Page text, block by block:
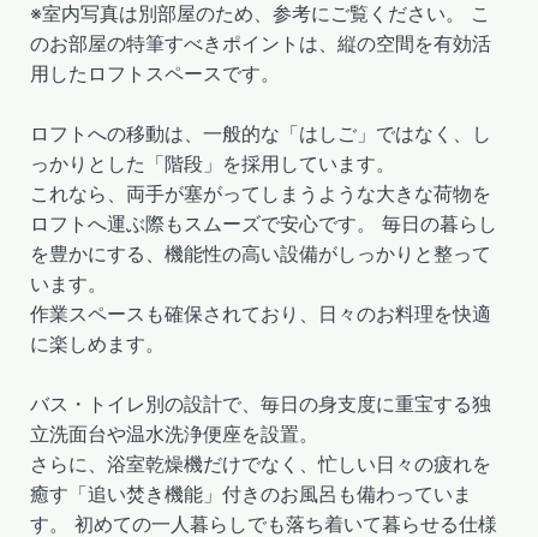
※室内写真は別部屋のため、参考にご覧ください。 こ
のお部屋の特筆すべきポイントは、縦の空間を有効活
用したロフトスペースです。
ロフトへの移動は、一般的な「はしご」ではなく、し
っかりとした「階段」を採用しています。
これなら、両手が塞がってしまうような大きな荷物を
ロフトへ運ぶ際もスムーズで安心です。 毎日の暮らし
を豊かにする、機能性の高い設備がしっかりと整って
います。
作業スペースも確保されており、日々のお料理を快適
に楽しめます。
バス・トイレ別の設計で、毎日の身支度に重宝する独
立洗面台や温水洗浄便座を設置。
さらに、浴室乾燥機だけでなく、忙しい日々の疲れを
癒す「追い焚き機能」付きのお風呂も備わっていま
す。 初めての一人暮らしでも落ち着いて暮らせる仕様